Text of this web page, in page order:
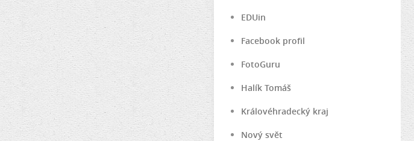
EDUin
Facebook profil
FotoGuru
Halík Tomáš
Královéhradecký kraj
Nový svět